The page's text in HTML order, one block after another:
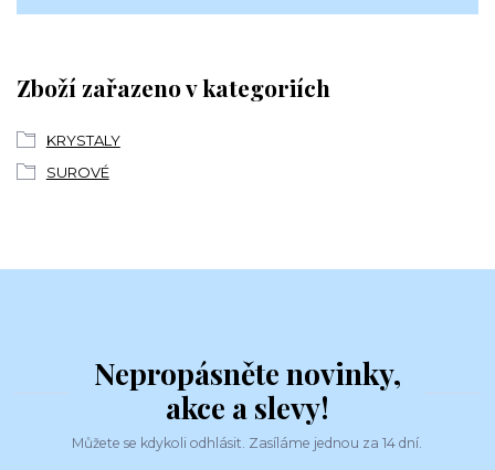
Zboží zařazeno v kategoriích
KRYSTALY
SUROVÉ
Nepropásněte novinky,
akce a slevy!
Můžete se kdykoli odhlásit. Zasíláme jednou za 14 dní.